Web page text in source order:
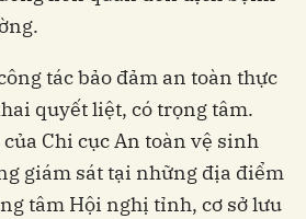
tác bảo đảm an toàn thực
quyết liệt, có trọng tâm.
Chi cục An toàn vệ sinh
giám sát tại những địa điểm
tâm Hội nghị tỉnh, cơ sở lưu